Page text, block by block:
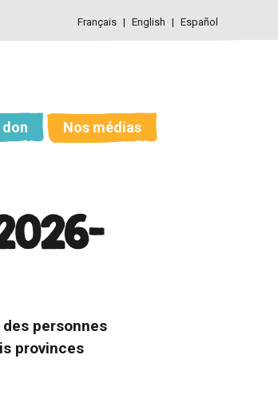
Français English Español
don Nos médias
personnes
provinces